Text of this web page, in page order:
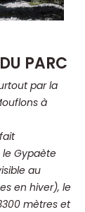
PARC
par la
à
Gypaète
au
en hiver), le
mètres et